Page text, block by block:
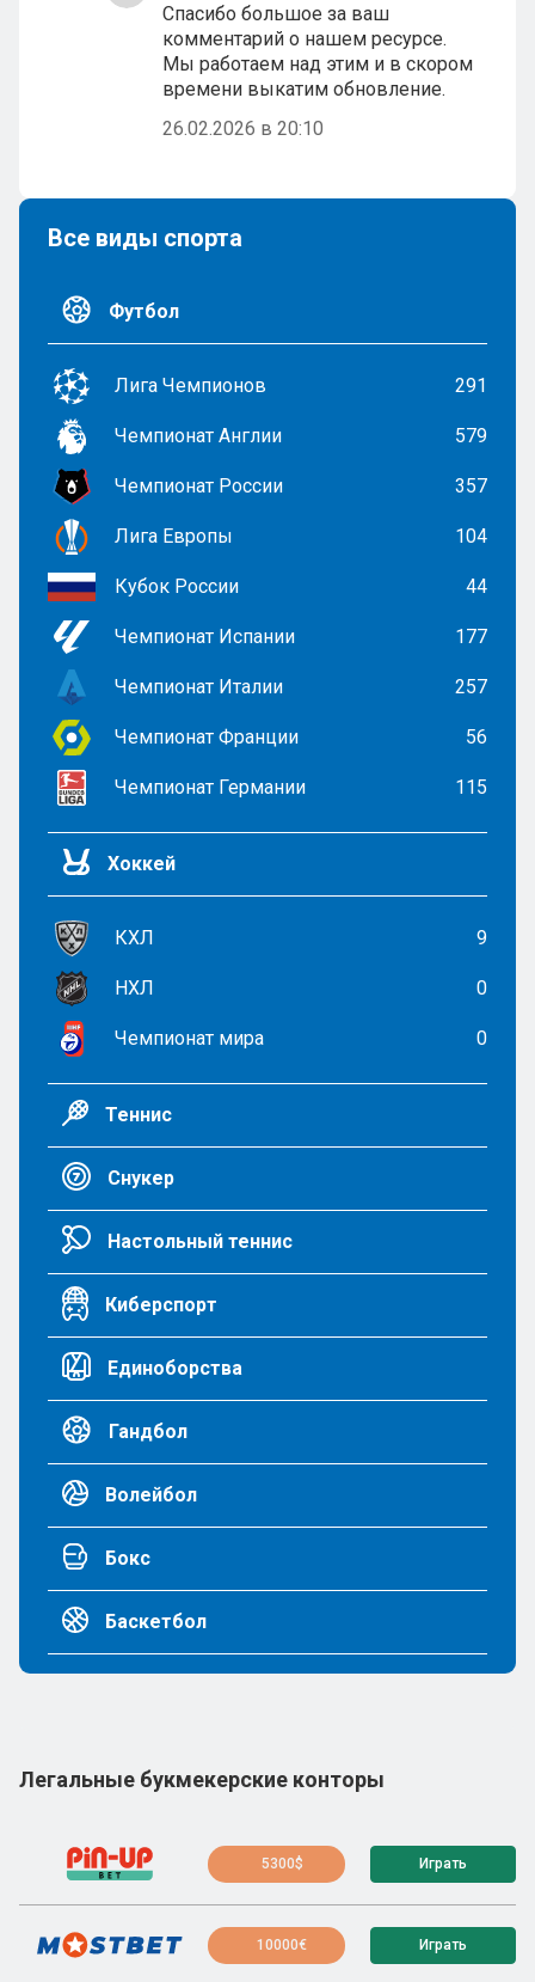
Спасибо большое за ваш
комментарий о нашем ресурсе.
Мы работаем над этим и в скором
времени выкатим обновление.
26.02.2026 в 20:10
Все виды спорта
Футбол
Лига Чемпионов 291
Чемпионат Англии 579
Чемпионат России 357
Лига Европы 104
Кубок России 44
Чемпионат Испании 177
Чемпионат Италии 257
Чемпионат Франции 56
Чемпионат Германии 115
Хоккей
КХЛ 9
НХЛ 0
Чемпионат мира 0
Теннис
Снукер
Настольный теннис
Киберспорт
Единоборства
Гандбол
Волейбол
Бокс
Баскетбол
Легальные букмекерские конторы
5300$ Играть
10000€ Играть